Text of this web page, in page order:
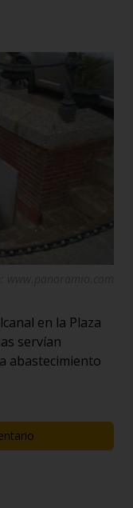
en la Plaza
servían
abastecimiento